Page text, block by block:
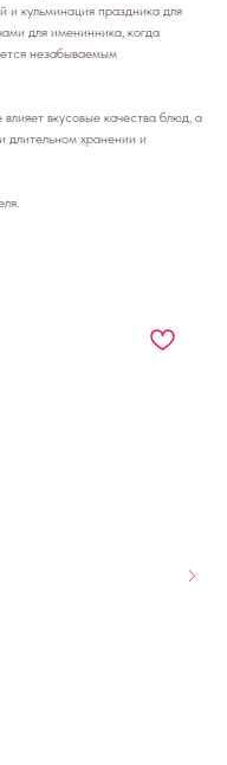
кульминация праздника для
для именинника, когда
незабываемым
вкусовые качества блюд, а
длительном хранении и